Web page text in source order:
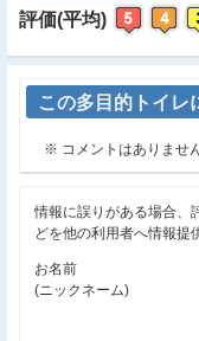
評価(平均)
この多目的トイレ
※ コメントはありませ
情報に誤りがある場合、
どを他の利用者へ情報提
お名前
(ニックネーム)